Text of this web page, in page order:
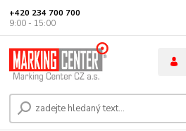
+420 234 700 700
9:00 - 15:00